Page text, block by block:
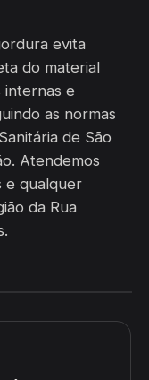
evita
do material
internas e
as normas
de São
Atendemos
e qualquer
da Rua